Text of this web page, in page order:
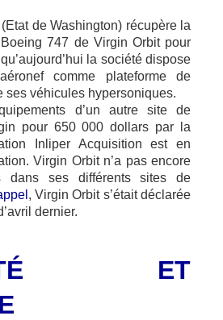
de Washington) récupère la
747 de Virgin Orbit pour
la société dispose
comme plateforme de
ses véhicules hypersoniques.
d’un autre site de
pour 650 000 dollars par la
Inliper Acquisition est en
Virgin Orbit n’a pas encore
dans ses différents sites de
, Virgin Orbit s’était déclarée
dernier.
ET